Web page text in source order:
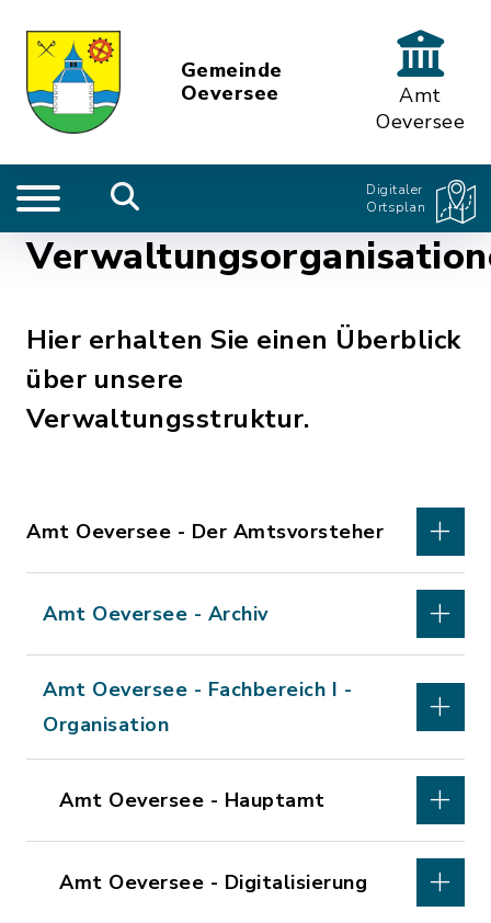
Gemeinde
Oeversee
Amt
Oeversee
Digitaler
Ortsplan
Hier erhalten Sie einen Überblick
über unsere
Verwaltungsstruktur.
Amt Oeversee - Der Amtsvorsteher
Amt Oeversee - Archiv
Amt Oeversee - Fachbereich I -
Organisation
Amt Oeversee - Hauptamt
Amt Oeversee - Digitalisierung